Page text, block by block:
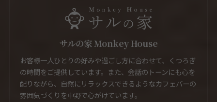
サルの家 Monkey House
お客様一人ひとりの好みや過ごし方に合わせて、くつろぎ
の時間をご提供しています。また、会話のトーンにも心を
配りながら、自然にリラックスできるようなカフェバーの
雰囲気づくりを中野で心がけています。